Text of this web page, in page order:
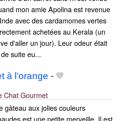
mon amie Apolina est revenue
avec des cardamomes vertes
achetées au Kerala (un
d'aller un jour). Leur odeur était
suite eu...
à l’orange -
Chat Gourmet
gâteau aux jolies couleurs